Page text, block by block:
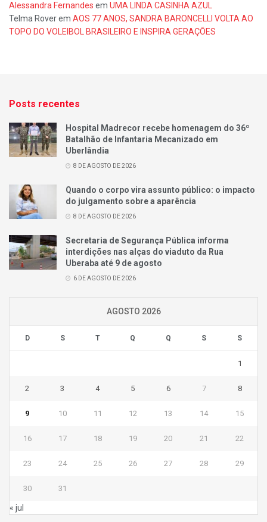
Alessandra Fernandes em UMA LINDA CASINHA AZUL
Telma Roverem AOS 77 ANOS, SANDRA BARONCELLI VOLTA AO
TOPO DO VOLEIBOL BRASILEIRO E INSPIRA GERAÇÕES
Posts recentes
Hospital Madrecor recebe homenagem do 36º
Batalhão de Infantaria Mecanizado em
Uberlândia
8 DE AGOSTO DE 2026
Quando o corpo vira assunto público: o impacto
do julgamento sobre a aparência
8 DE AGOSTO DE 2026
Secretaria de Segurança Pública informa
interdições nas alças do viaduto da Rua
Uberaba até 9 de agosto
6 DE AGOSTO DE 2026
AGOSTO 2026
D S T Q Q S S
1
2 3 4 5 6 7 8
9 10 11 12 13 14 15
16 17 18 19 20 21 22
23 24 25 26 27 28 29
30 31
« jul